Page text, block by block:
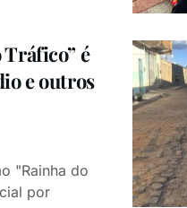
é
e outros
"Rainha do
por